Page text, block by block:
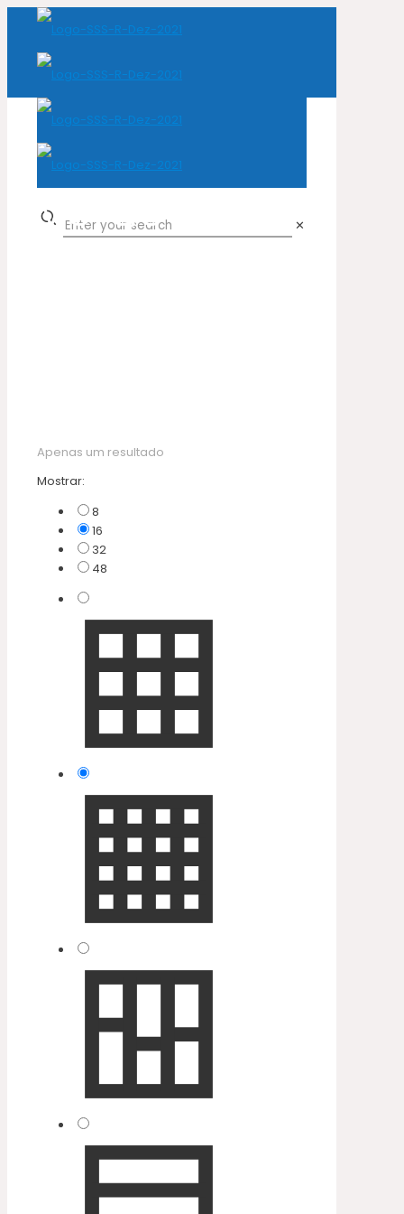
✕
Verde
Escuro
Apenas um resultado
Mostrar:
8
16
32
48